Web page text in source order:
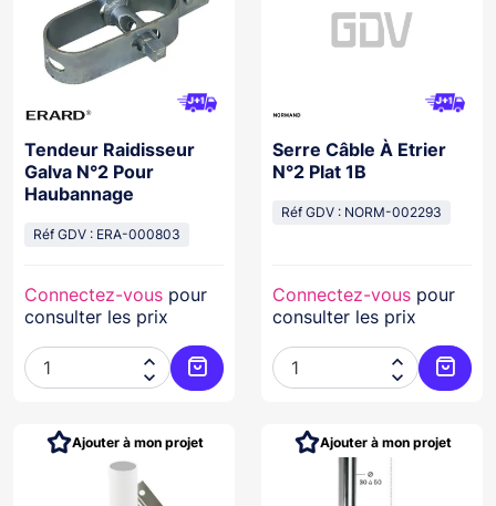
Tendeur Raidisseur
Galva N°2 Pour
Haubannage
Réf GDV : ERA-000803
Connectez-vous pour
consulter les prix


Ajouter au panier
Serre Câble À Etrier
N°2 Plat 1B
Réf GDV : NORM-002293
Connectez-vous pour
consulter les prix


Ajouter à mon projet Ajouter à mon projet